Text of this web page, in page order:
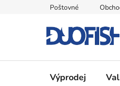
Poštovné
Výprodej